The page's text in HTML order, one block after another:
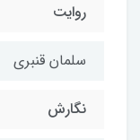
روایت
سلمان قنبری
نگارش